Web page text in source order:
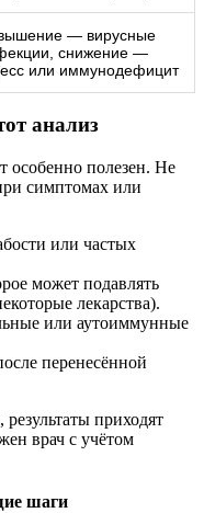
— вирусные
снижение —
или иммунодефицит
анализ
особенно полезен. Не
симптомах или
или частых
может подавлять
лекарства).
или аутоиммунные
перенесённой
приходят
врач с учётом
шаги